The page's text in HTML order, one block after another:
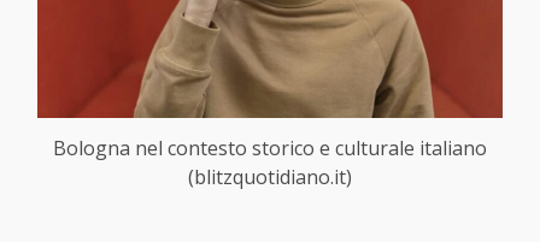
Bologna nel contesto storico e culturale italiano
(blitzquotidiano.it)